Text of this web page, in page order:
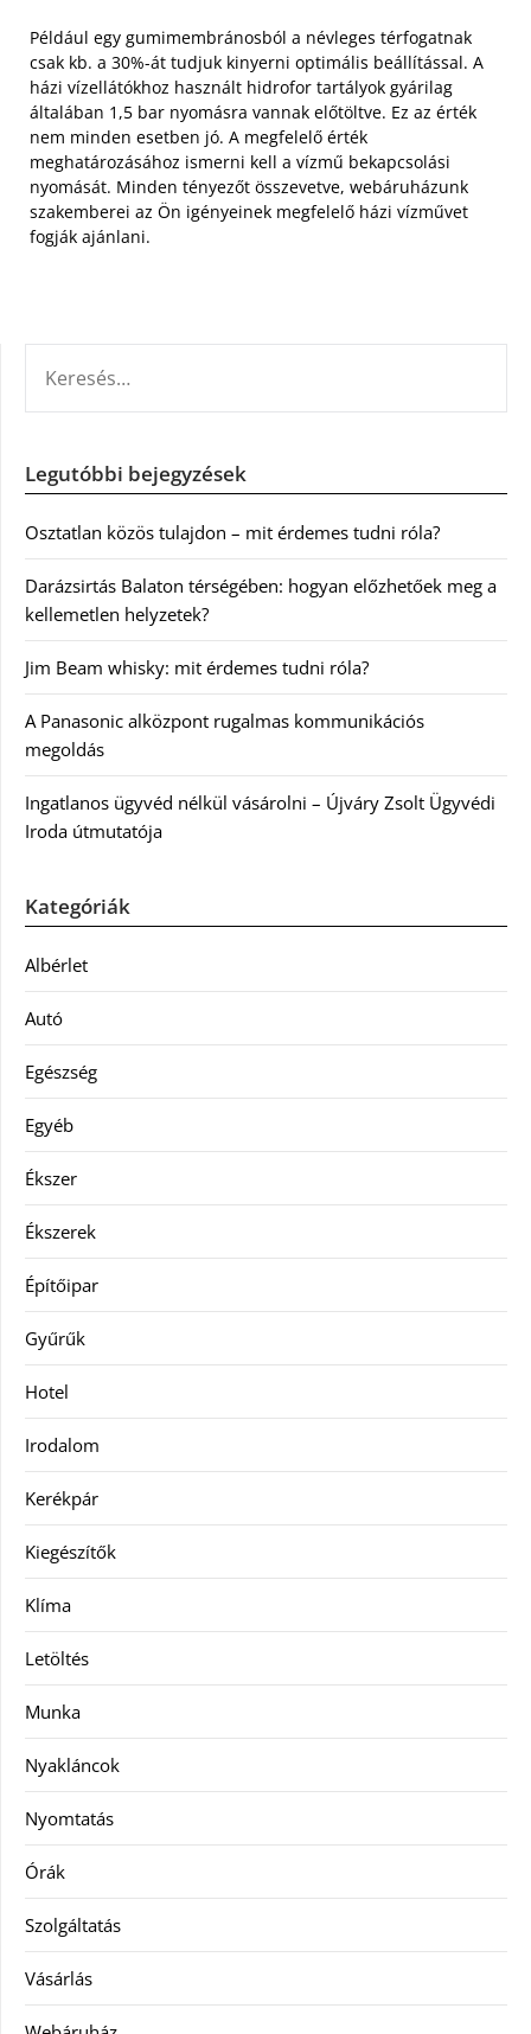
Például egy gumimembránosból a névleges térfogatnak
csak kb. a 30%-át tudjuk kinyerni optimális beállítással. A
házi vízellátókhoz használt hidrofor tartályok gyárilag
általában 1,5 bar nyomásra vannak előtöltve. Ez az érték
nem minden esetben jó. A megfelelő érték
meghatározásához ismerni kell a vízmű bekapcsolási
nyomását. Minden tényezőt összevetve, webáruházunk
szakemberei az Ön igényeinek megfelelő házi vízművet
fogják ajánlani.
Legutóbbi bejegyzések
Osztatlan közös tulajdon – mit érdemes tudni róla?
Darázsirtás Balaton térségében: hogyan előzhetőek meg a
kellemetlen helyzetek?
Jim Beam whisky: mit érdemes tudni róla?
A Panasonic alközpont rugalmas kommunikációs
megoldás
Ingatlanos ügyvéd nélkül vásárolni – Újváry Zsolt Ügyvédi
Iroda útmutatója
Kategóriák
Albérlet
Autó
Egészség
Egyéb
Ékszer
Ékszerek
Építőipar
Gyűrűk
Hotel
Irodalom
Kerékpár
Kiegészítők
Klíma
Letöltés
Munka
Nyakláncok
Nyomtatás
Órák
Szolgáltatás
Vásárlás